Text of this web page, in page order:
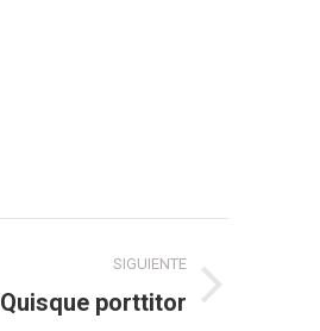
SIGUIENTE
Quisque porttitor